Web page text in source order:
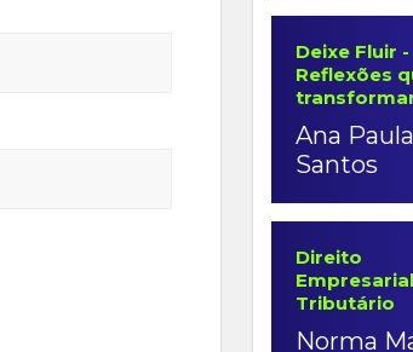
Deixe Fluir -
Reflexões
Ana
Santos
Direito
Tributário
Norma